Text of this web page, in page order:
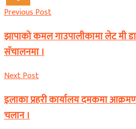
Previous Post
झापाको कमल गाउपालीकामा लेट मी
सॅचालनमा ।
Next Post
इलाका प्रहरी कार्यालय दमकमा
चलान ।